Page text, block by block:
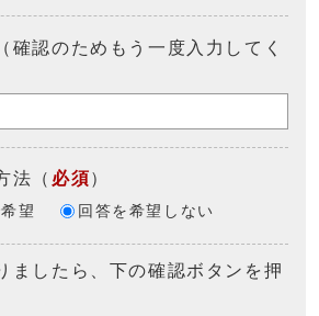
確認のためもう一度入力してく
法 （ 必須）
望 回答を希望しない
ましたら、下の確認ボタンを押